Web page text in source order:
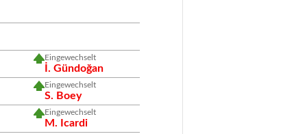
Eingewechselt
İ. Gündoğan
Eingewechselt
S. Boey
Eingewechselt
M. Icardi